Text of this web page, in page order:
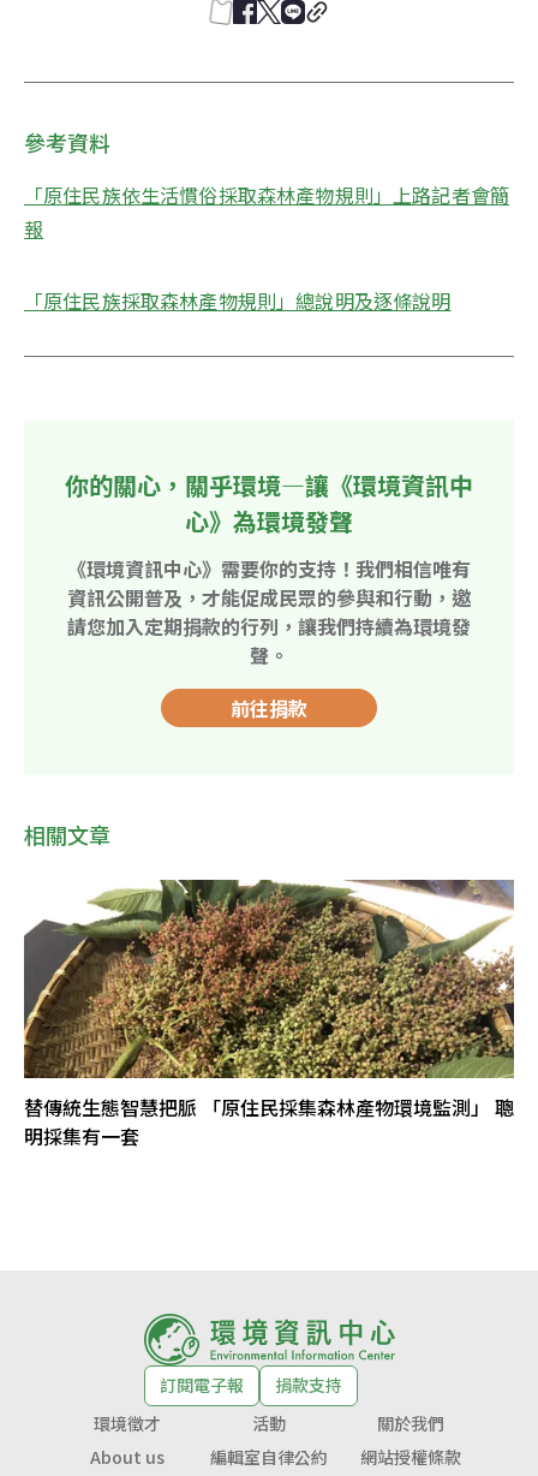
參考資料
「原住民族依生活慣俗採取森林產物規則」上路記者會簡
報
「原住民族採取森林產物規則」總說明及逐條說明
你的關心，關乎環境—讓《環境資訊中
心》為環境發聲
《環境資訊中心》需要你的支持！我們相信唯有
資訊公開普及，才能促成民眾的參與和行動，邀
請您加入定期捐款的行列，讓我們持續為環境發
聲。
前往捐款
相關文章
替傳統生態智慧把脈 「原住民採集森林產物環境監測」 聰
明採集有一套
訂閱電子報
捐款支持
環境徵才
活動
關於我們
About us
編輯室自律公約 網站授權條款